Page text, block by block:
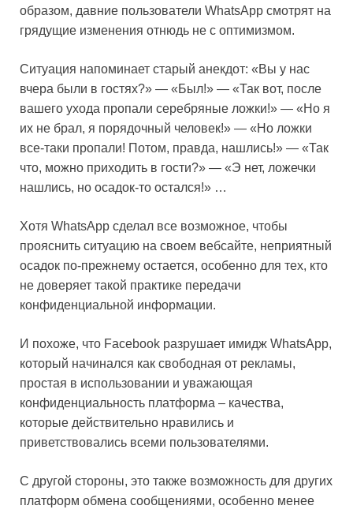
образом, давние пользователи WhatsApp смотрят на
грядущие изменения отнюдь не с оптимизмом.
Ситуация напоминает старый анекдот: «Вы у нас
вчера были в гостях?» — «Был!» — «Так вот, после
вашего ухода пропали серебряные ложки!» — «Но я
их не брал, я порядочный человек!» — «Но ложки
все-таки пропали! Потом, правда, нашлись!» — «Так
что, можно приходить в гости?» — «Э нет, ложечки
нашлись, но осадок-то остался!» …
Хотя WhatsApp сделал все возможное, чтобы
прояснить ситуацию на своем вебсайте, неприятный
осадок по-прежнему остается, особенно для тех, кто
не доверяет такой практике передачи
конфиденциальной информации.
И похоже, что Facebook разрушает имидж WhatsApp,
который начинался как свободная от рекламы,
простая в использовании и уважающая
конфиденциальность платформа – качества,
которые действительно нравились и
приветствовались всеми пользователями.
С другой стороны, это также возможность для других
платформ обмена сообщениями, особенно менее